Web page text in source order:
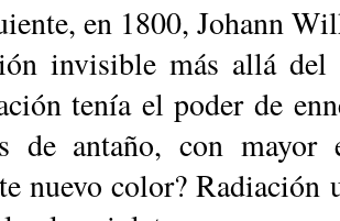
en 1800, Johann
invisible más allá
tenía el po­der de
de antaño, con
nuevo co­lor? Ra­diación